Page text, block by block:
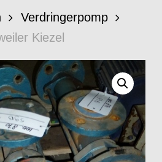
Verdringerpomp
Kiezel